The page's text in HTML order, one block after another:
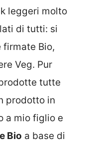
leggeri molto
di tutti: si
Bio,
Veg. Pur
tutte
prodotto in
a mio figlio e
Bio a base di